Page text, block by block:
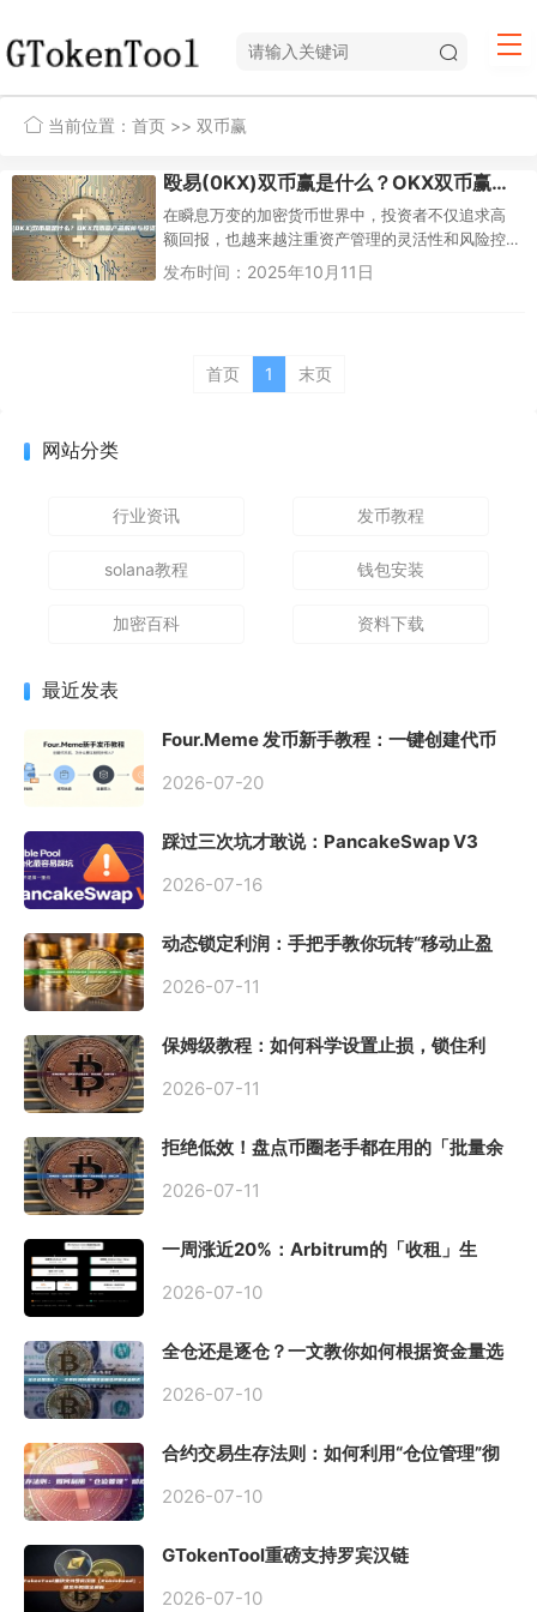
当前位置： 首页 >> 双币赢
殴易(0KX)双币赢是什么？OKX双币赢产品解析与投资策略
在瞬息万变的加密货币世界中，投资者不仅追求高
额回报，也越来越注重资产管理的灵活性和风险控
制。各大交易平台纷纷推出创新金融产品以满足这
发布时间：2025年10月11日
首页 1 末页
网站分类
行业资讯 发币教程
solana教程 钱包安装
加密百科 资料下载
最近发表
Four.Meme 发币新手教程：一键创建代币
2026-07-20
踩过三次坑才敢说：PancakeSwap V3
初始化
2026-07-16
动态锁定利润：手把手教你玩转“移动止盈
2026-07-11
保姆级教程：如何科学设置止损，锁住利
2026-07-11
拒绝低效！盘点币圈老手都在用的「批量余
2026-07-11
一周涨近20%：Arbitrum的「收租」生
2026-07-10
全仓还是逐仓？一文教你如何根据资金量选
2026-07-10
合约交易生存法则：如何利用“仓位管理”彻
2026-07-10
GTokenTool重磅支持罗宾汉链
2026-07-10